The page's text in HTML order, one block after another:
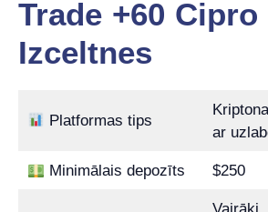
Trade +60 Cipro
Izceltnes
Platformas tips
ar
Minimālais depozīts $250